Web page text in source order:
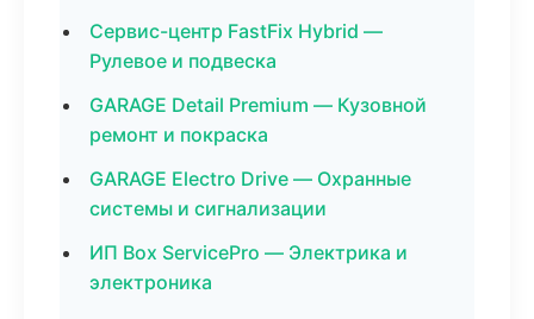
Сервис-центр FastFix Hybrid —
Рулевое и подвеска
GARAGE Detail Premium — Кузовной
ремонт и покраска
GARAGE Electro Drive — Охранные
системы и сигнализации
ИП Box ServicePro — Электрика и
электроника